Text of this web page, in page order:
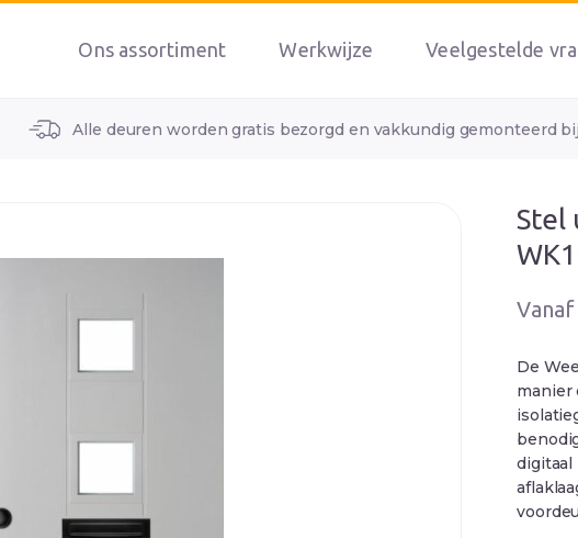
Alle deuren worden gratis bezorgd en vakkundig gemonteerd
Ons assortiment Werkwijze Veelgestelde
wk1961
Stel
was:
€
is:
€
De
manier
digitaal